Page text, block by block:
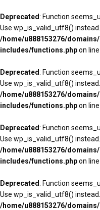
Deprecated: Function
Use wp_is_valid_utf8()
/home/u888153276/
includes/functions.phpon line
Deprecated: Function
Use wp_is_valid_utf8()
/home/u888153276/
includes/functions.phpon line
Deprecated: Function
Use wp_is_valid_utf8()
/home/u888153276/
includes/functions.phpon line
Deprecated: Function
Use wp_is_valid_utf8()
/home/u888153276/